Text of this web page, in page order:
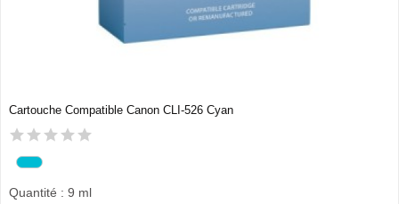
Cartouche Compatible Canon CLI-526 Cyan
Quantité : 9 ml